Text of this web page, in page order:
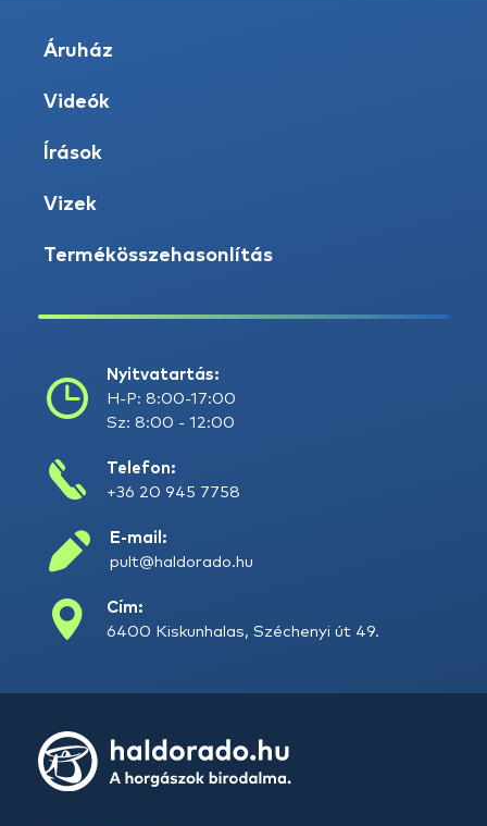
Áruház
Videók
Írások
Vizek
Termékösszehasonlítás
Nyitvatartás:
H-P: 8:00-17:00
Sz: 8:00 - 12:00
Telefon:
+36 20 945 7758
E-mail:
pult@haldorado.hu
Cím:
6400 Kiskunhalas, Széchenyi út 49.